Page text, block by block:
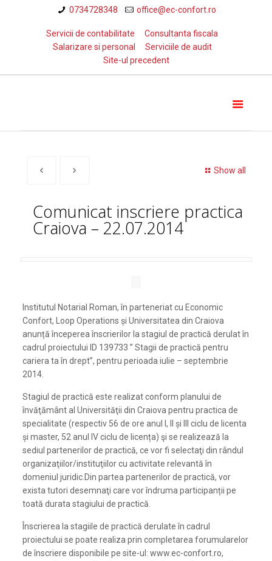
0734728348 office@ec-confort.ro
Servicii de contabilitate
Consultanta fiscala
Salarizare si personal
Serviciile de audit
Site-ul precedent
Show all
Comunicat inscriere practica
Craiova – 22.07.2014
Institutul Notarial Roman, în parteneriat cu Economic
Confort, Loop Operations și Universitatea din Craiova
anunță începerea înscrierilor la stagiul de practică derulat în
cadrul proiectului ID 139733 ” Stagii de practică pentru
cariera ta în drept”, pentru perioada iulie – septembrie
2014.
Stagiul de practică este realizat conform planului de
învăţământ al Universităţii din Craiova pentru practica de
specialitate (respectiv 56 de ore anul I, II și III ciclu de licenta
și master, 52 anul IV ciclu de licența) şi se realizează la
sediul partenerilor de practică, ce vor fi selectaţi din rândul
organizaţiilor/instituţiilor cu activitate relevantă în
domeniul juridic.Din partea partenerilor de practică, vor
exista tutori desemnaţi care vor îndruma participanții pe
toată durata stagiului de practică.
Înscrierea la stagiile de practică derulate în cadrul
proiectului se poate realiza prin completarea forumularelor
de înscriere disponibile pe site-ul: www.ec-confort.ro,